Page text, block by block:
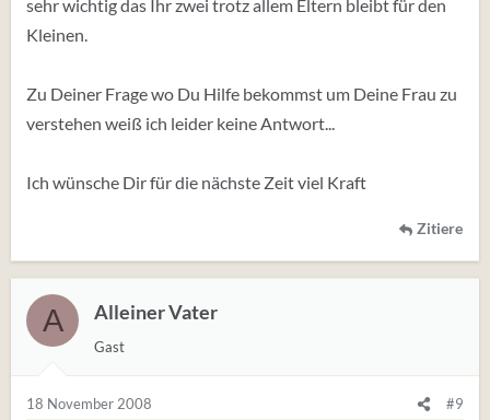
sehr wichtig das Ihr zwei trotz allem Eltern bleibt für den
Kleinen.
Zu Deiner Frage wo Du Hilfe bekommst um Deine Frau zu
verstehen weiß ich leider keine Antwort...
Ich wünsche Dir für die nächste Zeit viel Kraft
Zitiere
A Alleiner Vater
Gast
18 November 2008 #9